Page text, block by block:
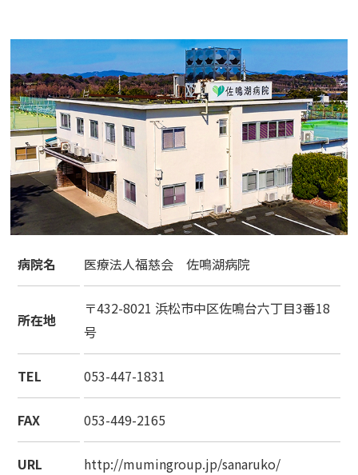
病院名 医療法人福慈会 佐鳴湖病院
所在地
〒432-8021 浜松市中区佐鳴台六丁目3番18
号
TEL 053-447-1831
FAX 053-449-2165
URL http://mumingroup.jp/sanaruko/